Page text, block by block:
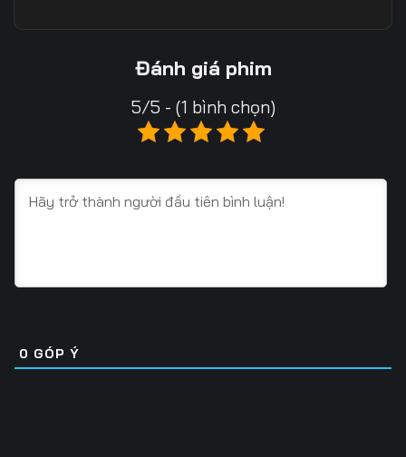
Tập 20
Tập 25 Tập 26
Tập 31 Tập 32 Tập 33
Tập 37 Tập 38 Tập 39
Đánh giá phim
5/5 - (1 bình chọn)
0 GÓP Ý